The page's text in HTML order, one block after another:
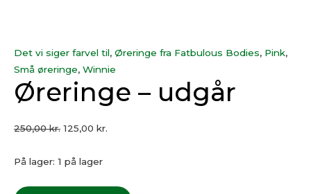
Det vi siger farvel til, Øreringe fra Fatbulous Bodies, Pink,
Små øreringe, Winnie
Øreringe – udgår
250,00kr. 125,00 kr.
På lager: 1 på lager